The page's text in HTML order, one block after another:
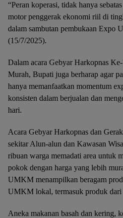
“Peran koperasi, tidak hanya
motor penggerak ekonomi riil di
dalam sambutan pembukaan Expo
(15/7/2025).
Dalam acara Gebyar Harkopnas
Murah, Bupati juga berharap agar
hanya memanfaatkan momentum
konsisten dalam berjualan dan
hari.
Acara Gebyar Harkopnas dan
sekitar Alun-alun dan Kawasan
ribuan warga memadati area untuk
pokok dengan harga yang lebih
UMKM menampilkan beragam
UMKM lokal, termasuk produk dari
Aneka makanan basah dan kering,